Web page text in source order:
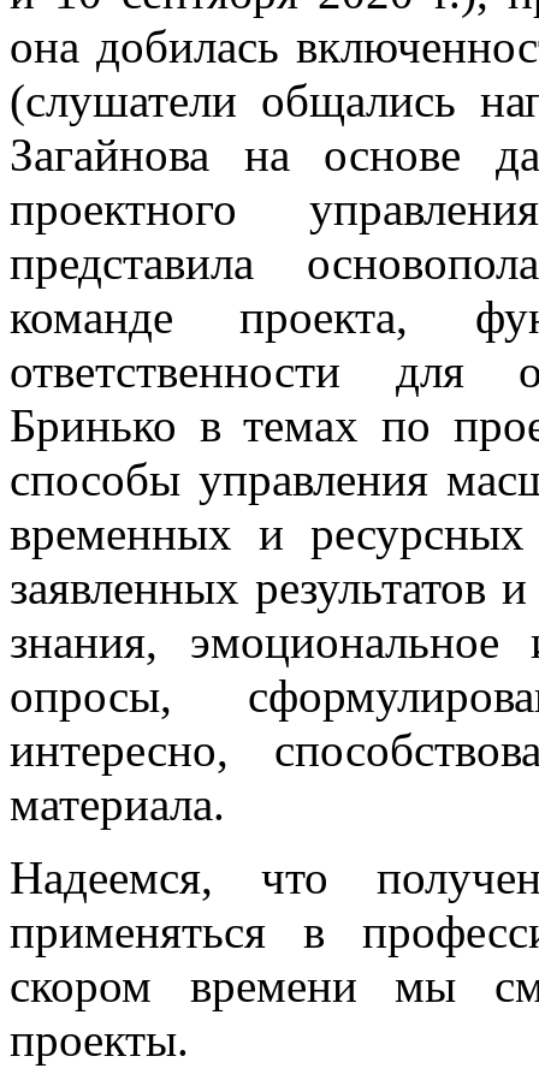
она добилась
(слушатели общались
Загайнова на основе
проектного
представила
команде проекта,
ответственности для
Бринько в темах по
способы управления
временных и
заявленных результатов
знания, эмоциональное
опросы,
интересно,
материала.
Надеемся, что
применяться в
скором времени мы
проекты.